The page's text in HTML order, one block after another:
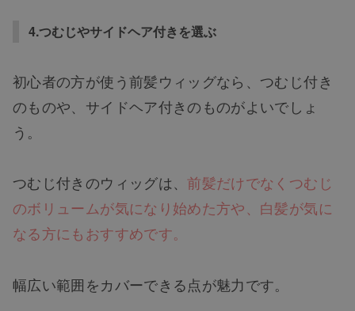
4.つむじやサイドヘア付きを選ぶ
初心者の方が使う前髪ウィッグなら、つむじ付き
のものや、サイドヘア付きのものがよいでしょ
う。
つむじ付きのウィッグは、 前髪だけでなくつむじ
のボリュームが気になり始めた方や、白髪が気に
なる方にもおすすめです。
幅広い範囲をカバーできる点が魅力です。